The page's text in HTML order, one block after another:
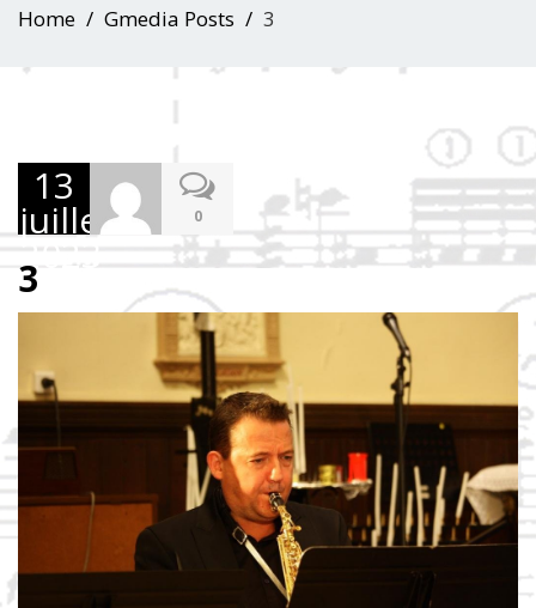
Home Gmedia Posts 3
13
juillet
2023
0
3